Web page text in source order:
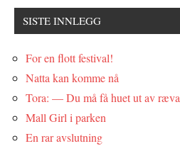
SISTE INNLEGG
For en flott festival!
Natta kan komme nå
Tora: — Du må få huet ut av ræva
Mall Girl i parken
En rar avslutning